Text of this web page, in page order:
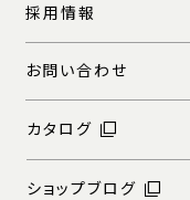
採用情報
お問い合わせ
カタログ
ショップブログ